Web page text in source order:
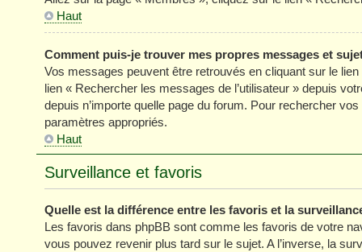
Haut
Comment puis-je trouver mes propres messages et
Vos messages peuvent être retrouvés en cliquant sur le
lien « Rechercher les messages de l’utilisateur » depuis
depuis n’importe quelle page du forum. Pour rechercher
paramètres appropriés.
Haut
Surveillance et favoris
Quelle est la différence entre les favoris et la
Les favoris dans phpBB sont comme les favoris de votre
vous pouvez revenir plus tard sur le sujet. A l’inverse, la